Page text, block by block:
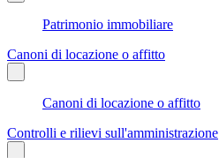
Patrimonio immobiliare
Canoni di locazione o affitto
Canoni di locazione o affitto
Controlli e rilievi sull'amministrazione